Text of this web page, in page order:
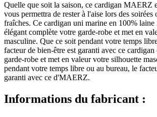
Quelle que soit la saison, ce cardigan MAERZ
vous permettra de rester à l'aise lors des soirées
fraîches. Ce cardigan uni marine en 100% laine
élégant complète votre garde-robe et met en
masculine. Que ce soit pendant votre temps
facteur de bien-être est garanti avec ce
garde-robe et met en valeur votre silhouette
pendant votre temps libre ou au bureau, le
garanti avec ce d'MAERZ.
Informations du fabricant :